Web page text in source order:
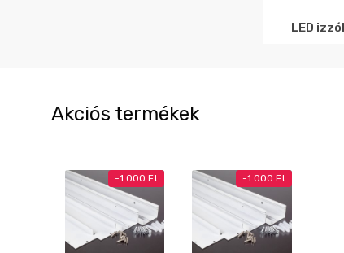
LED
Akciós termékek
-1 000Ft -1 000 Ft